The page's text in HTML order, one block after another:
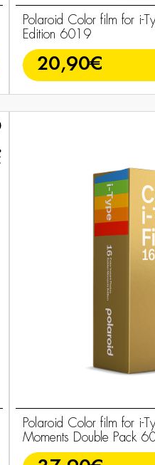
Polaroid Color film for i-
Edition 6019
20,90€
Polaroid Color film for i-
Moments Double Pack